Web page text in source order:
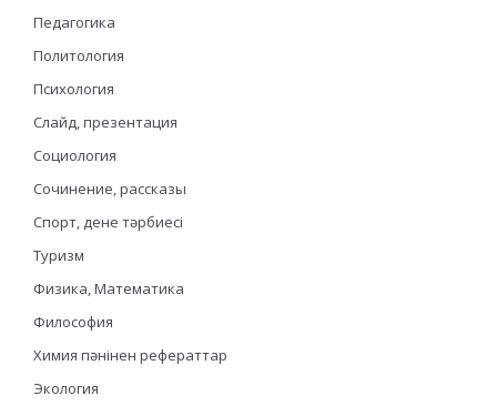
Педагогика
Политология
Психология
Слайд, презентация
Социология
Сочинение, рассказы
Спорт, дене тәрбиесі
Туризм
Физика, Математика
Философия
Химия пәнінен рефераттар
Экология